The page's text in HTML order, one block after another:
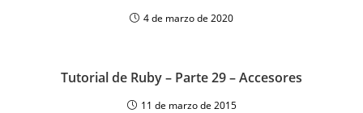
4 de marzo de 2020
Tutorial de Ruby – Parte 29 – Accesores
11 de marzo de 2015